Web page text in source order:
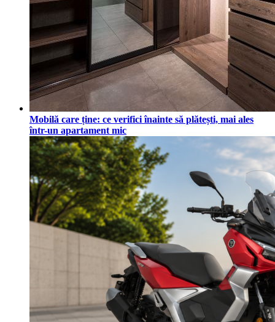
Mobilă care ține: ce verifici înainte să plătești, mai ales
într-un apartament mic